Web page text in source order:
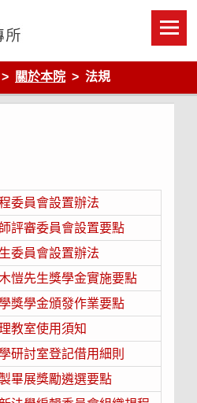
-智慧財產暨科技法律研究所
關於本院 法規
委員會設置辦法
評審委員會設置要點
委員會設置辦法
愷先生獎學金實施要點
獎學金頒發作業要點
教室使用須知
研討室登記借用細則
畢展獎勵遴選要點